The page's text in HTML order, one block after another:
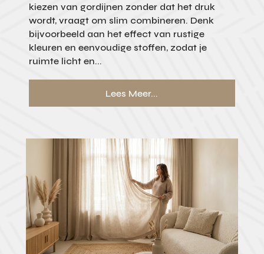
kiezen van gordijnen zonder dat het druk
wordt, vraagt om slim combineren. Denk
bijvoorbeeld aan het effect van rustige
kleuren en eenvoudige stoffen, zodat je
ruimte licht en...
Lees Meer...